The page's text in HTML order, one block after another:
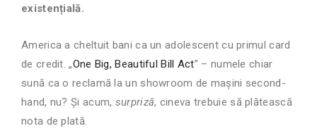
existențială.
America a cheltuit bani ca un adolescent cu primul card
de credit. „One Big, Beautiful Bill Act” – numele chiar
sună ca o reclamă la un showroom de mașini second-
hand, nu? Și acum, surpriză, cineva trebuie să plătească
nota de plată.